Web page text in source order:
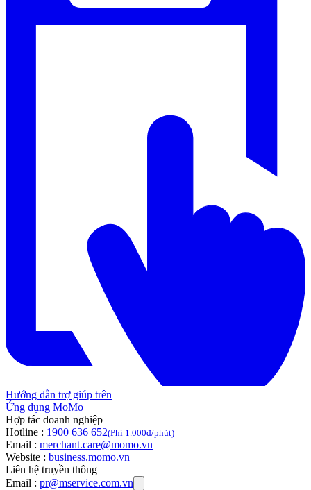
Hướng dẫn trợ giúp trên
Ứng dụng MoMo
Hợp tác doanh nghiệp
Hotline : 1900 636 652(Phí 1.000đ/phút)
Email : merchant.care@momo.vn
Website : business.momo.vn
Liên hệ truyền thông
Email : pr@mservice.com.vn